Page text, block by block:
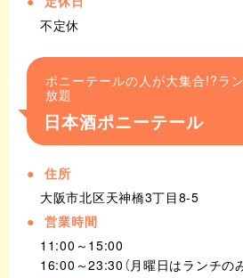
不定休
ポニーテールの人が大集合!?ラ
放題
日本酒ポニーテール
住所
大阪市北区天神橋3丁目8-5
営業時間
11:00～15:00
16:00～23:30（月曜日はランチのみ